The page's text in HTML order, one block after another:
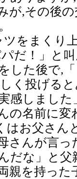
が,その後
をまくり
だ！」と
した後で,
く投げる
感しまし
の名前に
はお父さん
さんが言
だな」と
親を持った